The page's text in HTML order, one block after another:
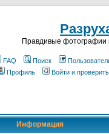
Правдивые фотографии
FAQ Поиск
Профиль
Войти и
Информация